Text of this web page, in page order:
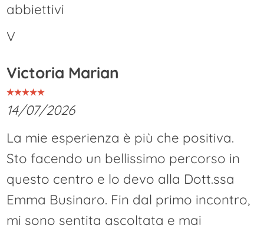
abbiettivi
V
Victoria Marian
14/07/2026
La mie esperienza è più che positiva.
Sto facendo un bellissimo percorso in
questo centro e lo devo alla Dott.ssa
Emma Businaro. Fin dal primo incontro,
mi sono sentita ascoltata e mai